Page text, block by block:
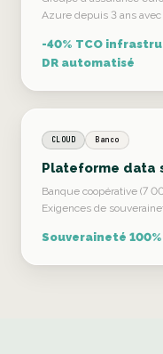
Azure depuis 3 ans
-40% TCO
DR automatisé
CLOUD Banco
Plateforme data
Banque coopérative (7
Exigences de
Souveraineté